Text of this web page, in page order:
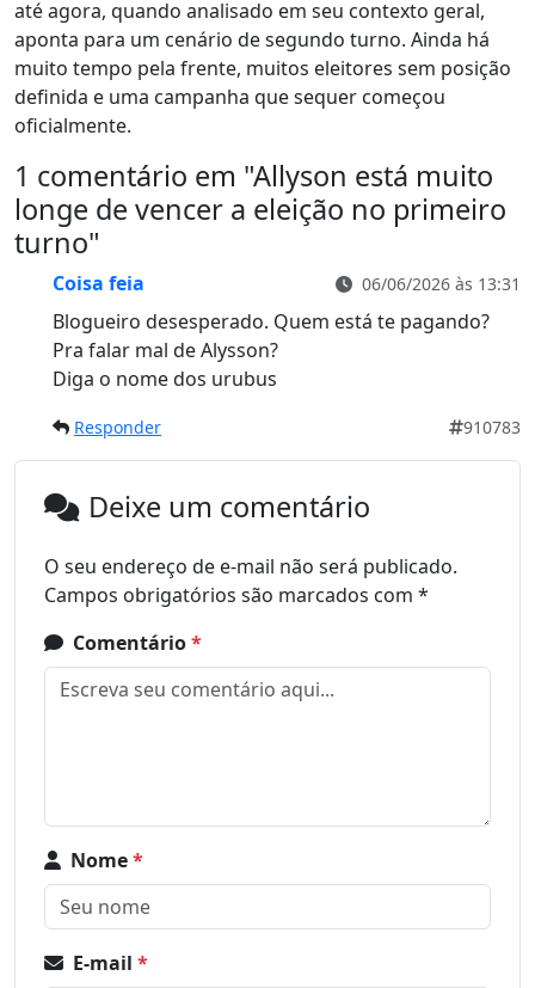
até agora, quando analisado em seu contexto geral,
aponta para um cenário de segundo turno. Ainda há
muito tempo pela frente, muitos eleitores sem posição
definida e uma campanha que sequer começou
oficialmente.
1 comentário em "Allyson está muito
longe de vencer a eleição no primeiro
turno"
Coisa feia 06/06/2026 às 13:31
Blogueiro desesperado. Quem está te pagando?
Pra falar mal de Alysson?
Diga o nome dos urubus
Responder 910783
Deixe um comentário
O seu endereço de e-mail não será publicado.
Campos obrigatórios são marcados com *
Comentário*
Nome*
E-mail *